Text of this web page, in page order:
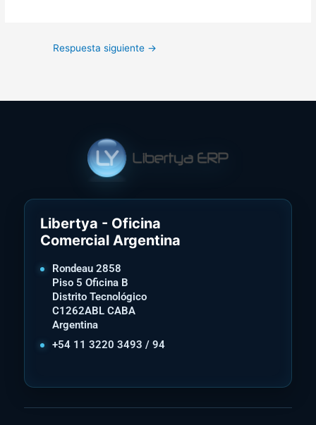
Respuesta siguiente →
Libertya - Oficina
Comercial Argentina
Rondeau 2858
Piso 5 Oficina B
Distrito Tecnológico
C1262ABL CABA
Argentina
+54 11 3220 3493 / 94